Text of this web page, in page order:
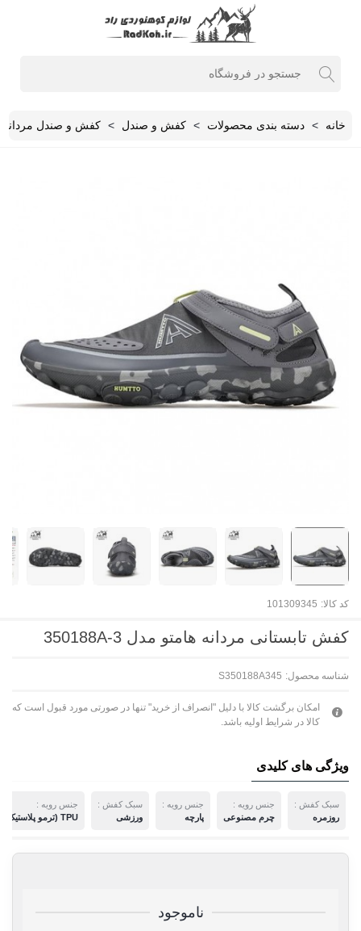
خانه > دسته بندی محصولات > کفش و صندل > کفش و صندل مردانه
کد کالا: 101309345
کفش تابستانی مردانه هامتو مدل 350188A-3
شناسه محصول: S350188A345
امکان برگشت کالا با دلیل "انصراف از خرید" تنها در صورتی مورد قبول است که
کالا در شرایط اولیه باشد.
ویژگی های کلیدی
سبک کفش :
روزمره
جنس رویه :
چرم مصنوعی
جنس رویه :
پارچه
سبک کفش :
ورزشی
جنس رویه :
TPU (ترمو پلاستیک پلی اورتان)
ناموجود